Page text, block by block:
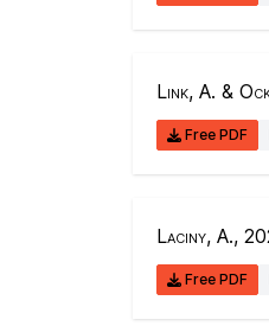
Link, A. &
Free PDF
Laciny, A.,
Free PDF